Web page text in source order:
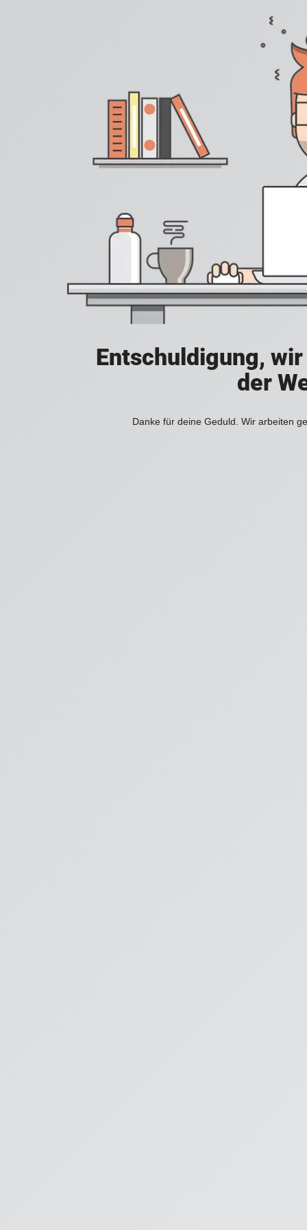
Entschuldigung,
der
Danke für deine Geduld. Wir arbeiten